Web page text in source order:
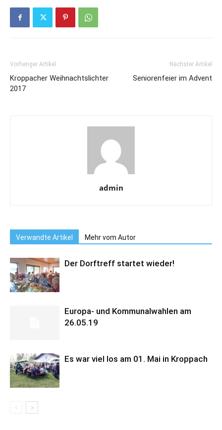
Vorheriger Artikel
Kroppacher Weihnachtslichter
2017
Nächster Artikel
Seniorenfeier im Advent
admin
Verwandte Artikel Mehr vom Autor
Der Dorftreff startet wieder!
Europa- und Kommunalwahlen am
26.05.19
Es war viel los am 01. Mai in Kroppach